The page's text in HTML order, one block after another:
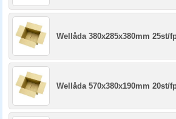
Wellåda 380x285x380mm 25st/
Wellåda 570x380x190mm 20st/